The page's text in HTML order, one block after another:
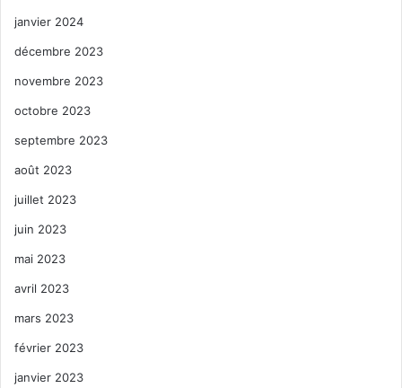
janvier 2024
décembre 2023
novembre 2023
octobre 2023
septembre 2023
août 2023
juillet 2023
juin 2023
mai 2023
avril 2023
mars 2023
février 2023
janvier 2023